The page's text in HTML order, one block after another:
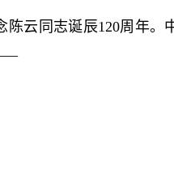
云同志诞辰120周年。